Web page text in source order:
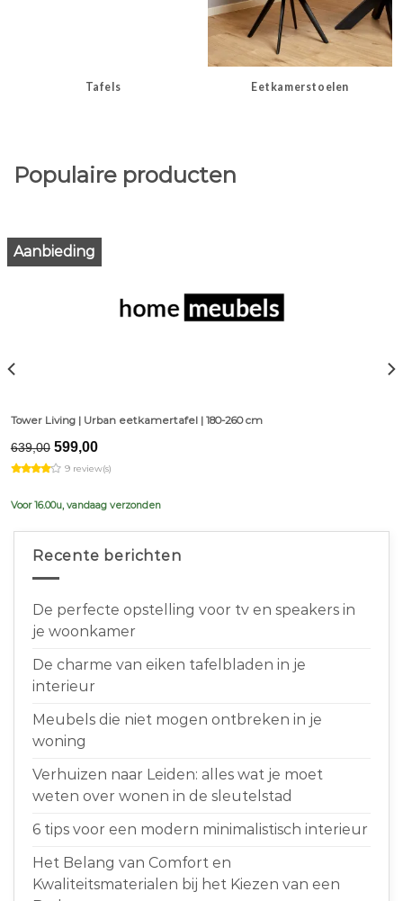
Tafels Eetkamerstoelen
Populaire producten
Aanbieding
Tower Living | Urban eetkamertafel | 180-260 cm
639,00 Original
price
was:
599,00Current
is:
9 review(s)
Voor 16.00u, vandaag verzonden
Recente berichten
De perfecte opstelling voor tv en speakers in
je woonkamer
De charme van eiken tafelbladen in je
interieur
Meubels die niet mogen ontbreken in je
woning
Verhuizen naar Leiden: alles wat je moet
weten over wonen in de sleutelstad
6 tips voor een modern minimalistisch interieur
Het Belang van Comfort en
Kwaliteitsmaterialen bij het Kiezen van een